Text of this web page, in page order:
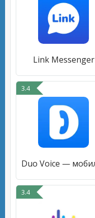
Link Messenger
3.4
3.4